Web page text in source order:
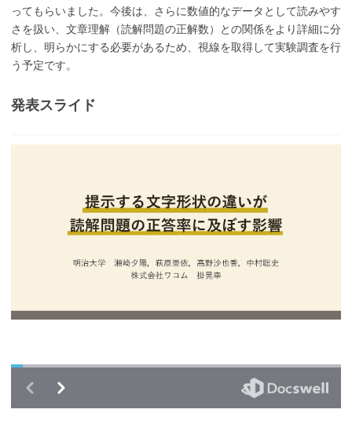
ってもらいました。今後は、さらに数値的なデータとして読みやす
さを扱い、文章理解（読解問題の正解数）との関係をより詳細に分
析し、明らかにする必要があるため、視線を取得して実験調査を行
う予定です。
発表スライド